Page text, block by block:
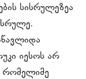
სისრულეზეა
იესოს არ
რომელიმე